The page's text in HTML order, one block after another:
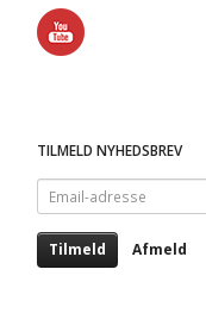
TILMELD NYHEDSBREV
Email-
adresse
Tilmeld Afmeld